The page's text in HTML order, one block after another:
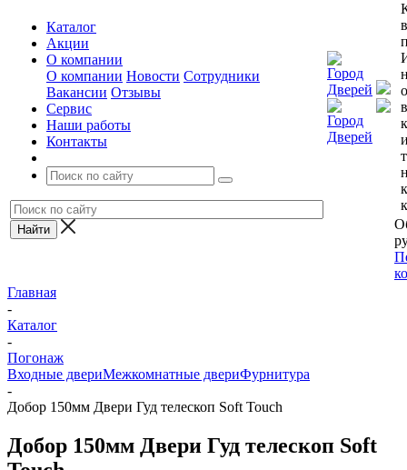
Каталог
Акции
О компании
О компании Новости Сотрудники
Вакансии Отзывы
Сервис
Наши работы
Контакты
Главная
-
Каталог
-
Погонаж
Входные двериМежкомнатные двериФурнитура
-
Добор 150мм Двери Гуд телескоп Soft Touch
Добор 150мм Двери Гуд телескоп Soft